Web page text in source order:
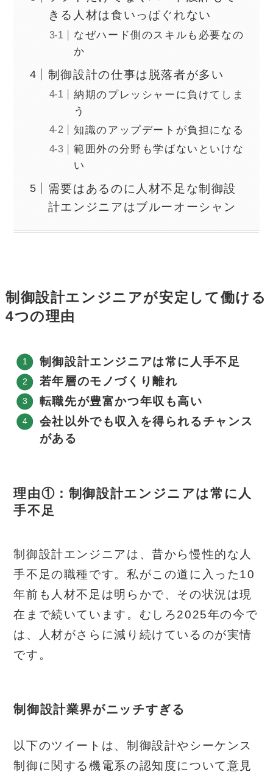
きる人材は食いっぱぐれない
なぜハード側のスキルも必要なの
か
制御設計の仕事は脱落者が多い
納期のプレッシャーに負けてしま
う
知識のアップデートが負担になる
範囲外の分野も学ばないといけな
い
需要はあるのに人材不足な制御設
計エンジニアはブルーオーシャン
制御設計エンジニアが安定して働ける
4つの理由
制御設計エンジニアは常に人手不足
若年層のモノづくり離れ
転職先が豊富かつ年収も高い
会社以外でも収入を得られるチャンス
がある
理由①：制御設計エンジニアは常に人
手不足
制御設計エンジニアは、昔から慢性的な人
手不足の職種です。私がこの道に入った10
年前も人材不足は明らかで、その状況は現
在まで続いています。むしろ2025年の今で
は、人材がさらに減り続けているのが実情
です。
制御設計業界がニッチすぎる
以下のツイートは、制御設計やシーケンス
制御に関する機電系の認知度について意見